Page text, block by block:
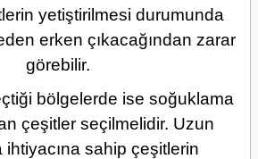
yetiştirilmesi durumunda
erken çıkacağından zarar
görebilir.
bölgelerde ise soğuklama
çeşitler seçilmelidir. Uzun
sahip çeşitlerin